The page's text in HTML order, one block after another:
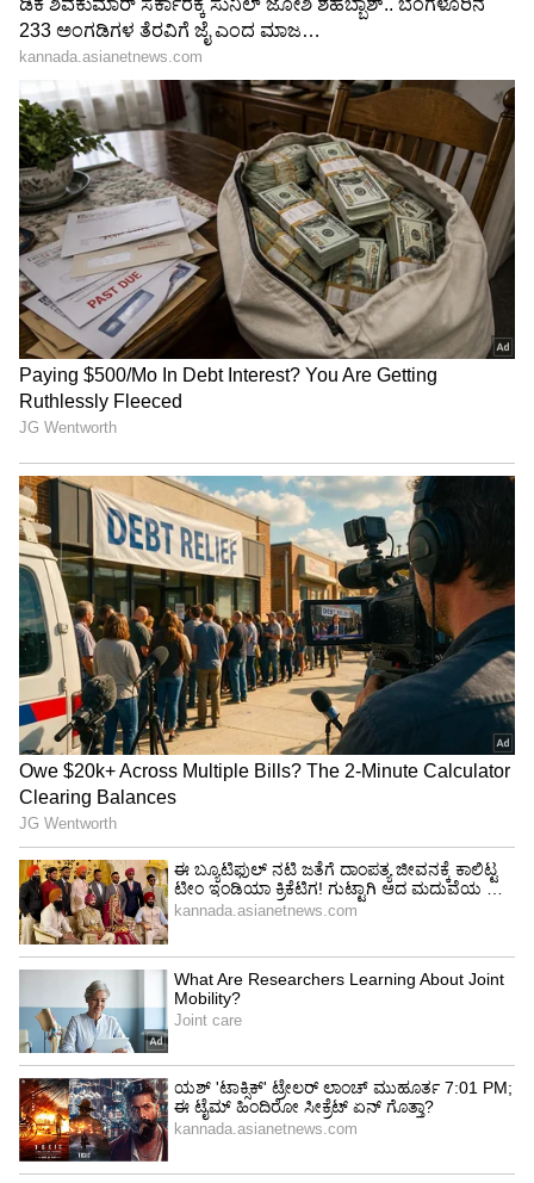
ಯಾರು?
3
5
Image Credit :ANI
ಟಾಪ್-4 ಪಟ್ಟಿಯಿಂದ ಹೊರಬಿದ್ದ ಪಂಜಾಬ್ ಕಿಂಗ್ಸ್
ಕಳೆದ ಬಾರಿಯ ರನ್ನರ್ ಅಪ್ ಹಾಗೂ ಶ್ರೇಯಸ್ ಅಯ್ಯರ್
ನೇತೃತ್ವದ ಪಂಜಾಬ್ ಕಿಂಗ್ಸ್‌ ತಂಡವು ಟೂರ್ನಿಯ ಮೊದಲ
ಮುಂದುವರೆಸಿತ್ತು. ಜತೆಗೆ ಪ್ಲೇ ಆಫ್‌ಗೇರುವ ನೆಚ್ಚಿನ ತಂಡವಾಗಿ
ಗುರುತಿಸಿಕೊಂಡಿತ್ತು. ಆದರೆ ಇದಾದ ಬಳಿಕ ಸತತವಾಗಿ
ಸೋಲುತ್ತಲೇ ಬಂದಿರುವ ಪಂಜಾಬ್ ತಂಡವು ಈ ಸೀಸನ್‌ನಲ್ಲಿ
ಮೊದಲ ಬಾರಿಗೆ ಟಾಪ್-4 ಪಟ್ಟಿಯಿಂದ ಹೊರಬಿದ್ದಿದ್ದು, ಪ್ಲೇ
ಆಫ್‌ ರೇಸ್‌ನಿಂದಲೂ ಹೊರಬೀಳುವ ಭೀತಿಯಲ್ಲಿದೆ.
4
5